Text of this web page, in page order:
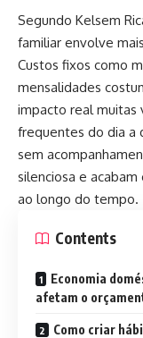
Segundo Kelsem
familiar envolve
Custos fixos como
mensalidades
impacto real muitas
frequentes do dia a
sem
silenciosa e
ao longo do tempo.
Contents
Economia
afetam o
Como criar